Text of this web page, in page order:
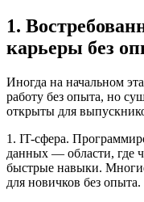
1.
карьеры без
Иногда на начальном
работу без опыта, но
открыты для
1. IT-сфера.
данных — области, где
быстрые навыки.
для новичков без опыта.